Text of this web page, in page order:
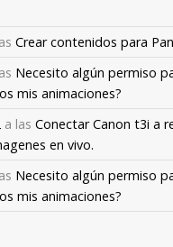
Crear contenidos para
Necesito algún permiso
mis animaciones?
a las Conectar Canon t3i a
en vivo.
Necesito algún permiso
mis animaciones?